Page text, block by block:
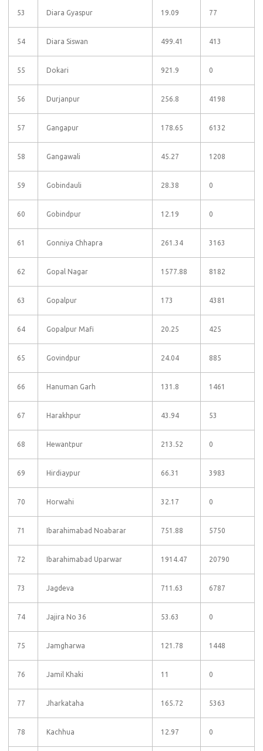
53 Diara Gyaspur 19.09 77
54 Diara Siswan 499.41 413
55 Dokari 921.9 0
56 Durjanpur 256.8 4198
57 Gangapur 178.65 6132
58 Gangawali 45.27 1208
59 Gobindauli 28.38 0
60 Gobindpur 12.19 0
61 Gonniya Chhapra 261.34 3163
62 Gopal Nagar 1577.88 8182
63 Gopalpur 173 4381
64 Gopalpur Mafi 20.25 425
65 Govindpur 24.04 885
66 Hanuman Garh 131.8 1461
67 Harakhpur 43.94 53
68 Hewantpur 213.52 0
69 Hirdiaypur 66.31 3983
70 Horwahi 32.17 0
71 Ibarahimabad Noabarar 751.88 5750
72 Ibarahimabad Uparwar 1914.47 20790
73 Jagdeva 711.63 6787
74 Jajira No 36 53.63 0
75 Jamgharwa 121.78 1448
76 Jamil Khaki 11 0
77 Jharkataha 165.72 5363
78 Kachhua 12.97 0